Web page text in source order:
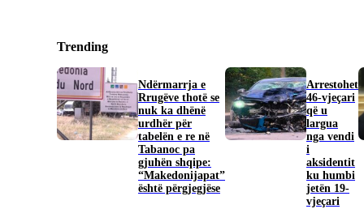
Trending
Ndërmarrja e
Rrugëve thotë se
nuk ka dhënë
urdhër për
tabelën e re në
Tabanoc pa
gjuhën shqipe:
“Makedonijapat”
është përgjegjëse
Arrestohet
46-vjeçari
që u
largua
nga vendi
i
aksidentit
ku humbi
jetën 19-
vjeçari